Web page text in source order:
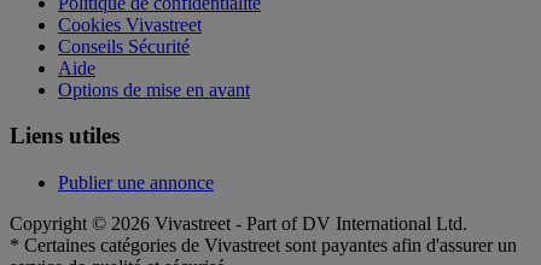
Cookies Vivastreet
Conseils Sécurité
Aide
Options de mise en avant
Liens utiles
Publier une annonce
Copyright © 2026 Vivastreet - Part of DV International Ltd.
* Certaines catégories de Vivastreet sont payantes afin d'assurer un